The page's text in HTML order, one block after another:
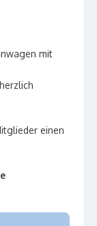
mit
einen